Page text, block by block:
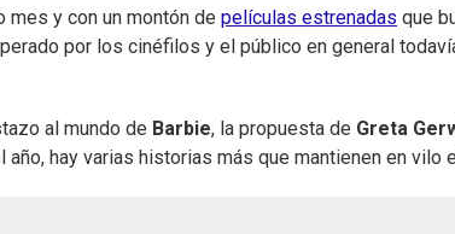
mes y con un montón de películas estrenadas que
por los cinéfilos y el público en general
al mundo de Barbie, la propuesta de Greta
hay varias historias más que mantienen en